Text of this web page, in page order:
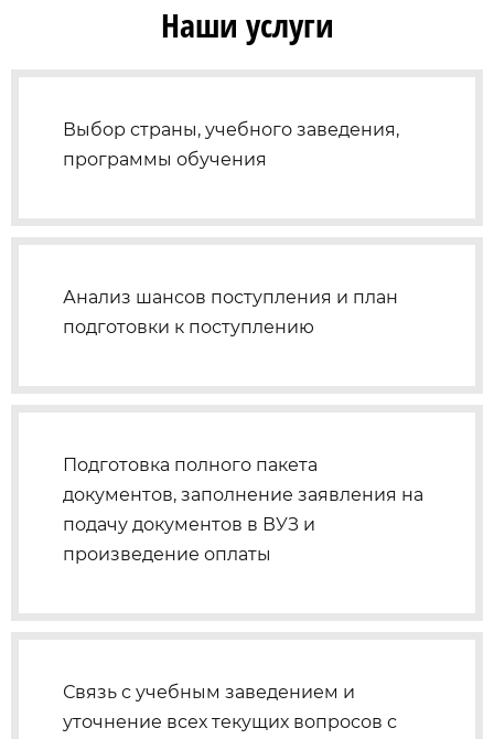
Наши услуги
Выбор страны, учебного заведения,
программы обучения
Анализ шансов поступления и план
подготовки к поступлению
Подготовка полного пакета
документов, заполнение заявления на
подачу документов в ВУЗ и
произведение оплаты
Связь с учебным заведением и
уточнение всех текущих вопросов с